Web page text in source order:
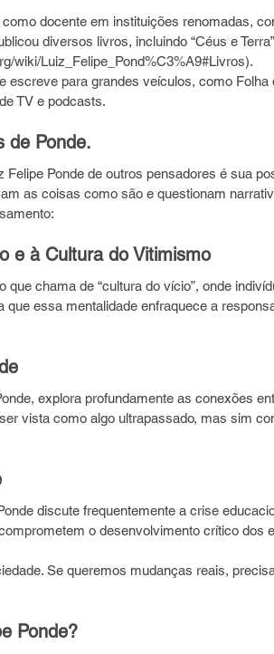
docente em instituições renomadas,
diversos livros, incluindo “Céus e
wiki/Luiz_Felipe_Pond%C3%A9#Livros).
para grandes veículos, como Folha
TV e podcasts.
de Ponde.
Felipe Ponde de outros pensadores é sua
as coisas como são e questionam
e à Cultura do Vitimismo
que chama de “cultura do vício”, onde
que essa mentalidade enfraquece a
explora profundamente as conexões
vista como algo ultrapassado, mas sim
discute frequentemente a crise
o desenvolvimento crítico dos
Se queremos mudanças reais,
Ponde?